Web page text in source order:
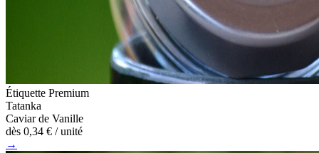
Étiquette Premium
Tatanka
Caviar de Vanille
dès 0,34 € / unité
→